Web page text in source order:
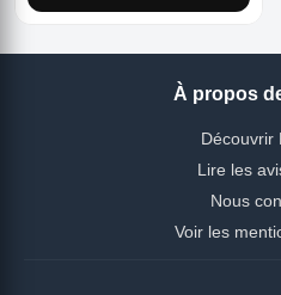
À propos
Découvrir
Lire les
Nous
Voir les